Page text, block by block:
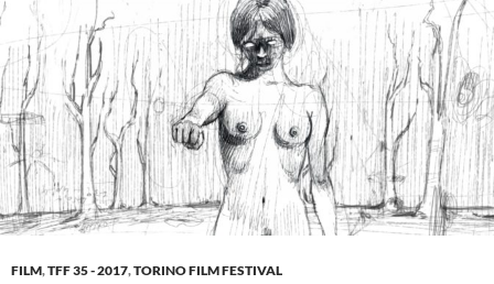
FILM,TFF 35 - 2017,TORINO FILM FESTIVAL